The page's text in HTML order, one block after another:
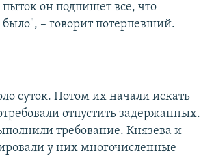
он подпишет все, что
– говорит потерпевший.
суток. Потом их начали искать
отпустить задержанных.
требование. Князева и
у них многочисленные